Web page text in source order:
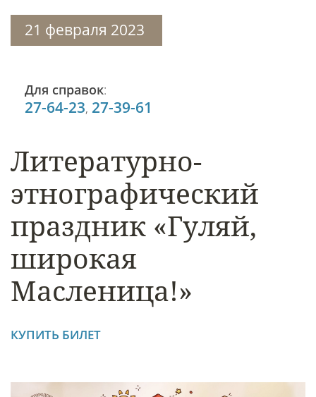
Литературно-
этнографический
праздник «Гуляй,
широкая
Масленица!»
КУПИТЬ БИЛЕТ
21 февраля 2023
Для справок:
27-64-23, 27-39-61